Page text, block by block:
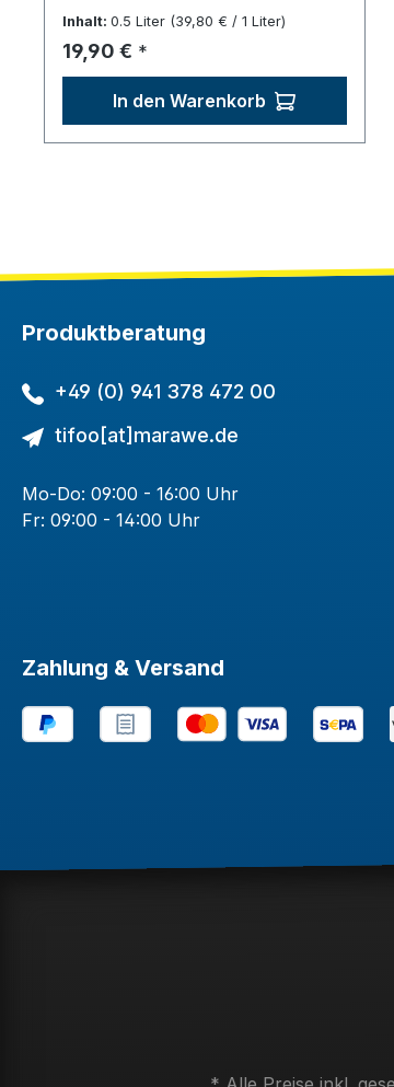
Inhalt: 0.5 Liter (39,80 € / 1 Liter)
Regulärer Preis:
19,90 € *
In den Warenkorb
Produktberatung
+49 (0) 941 378 472 00
tifoo[at]marawe.de
Mo-Do: 09:00 - 16:00 Uhr
Fr: 09:00 - 14:00 Uhr
Zahlung & Versand